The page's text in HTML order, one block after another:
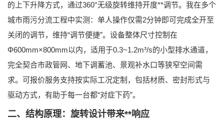
的上下升降方式，通过360°无级旋转维持开度**调节。我在多个
城市雨污分流工程中实测： 单人操作仅需2分钟即可完成全开至
关闭的调节，维持“调节便捷”。设备整体尺寸控制在
Φ600mm×800mm以内，适用于0.3~1.2m³/s的小型排水通道，
完全契合市政管网、地下调蓄池、景观补水口等狭窄空间需
求。 可报价服务支持按实际工况定制，包括材质、密封形式与
驱动方式，有助于每一台都“对症下药”。
二、结构原理：旋转设计带来**响应